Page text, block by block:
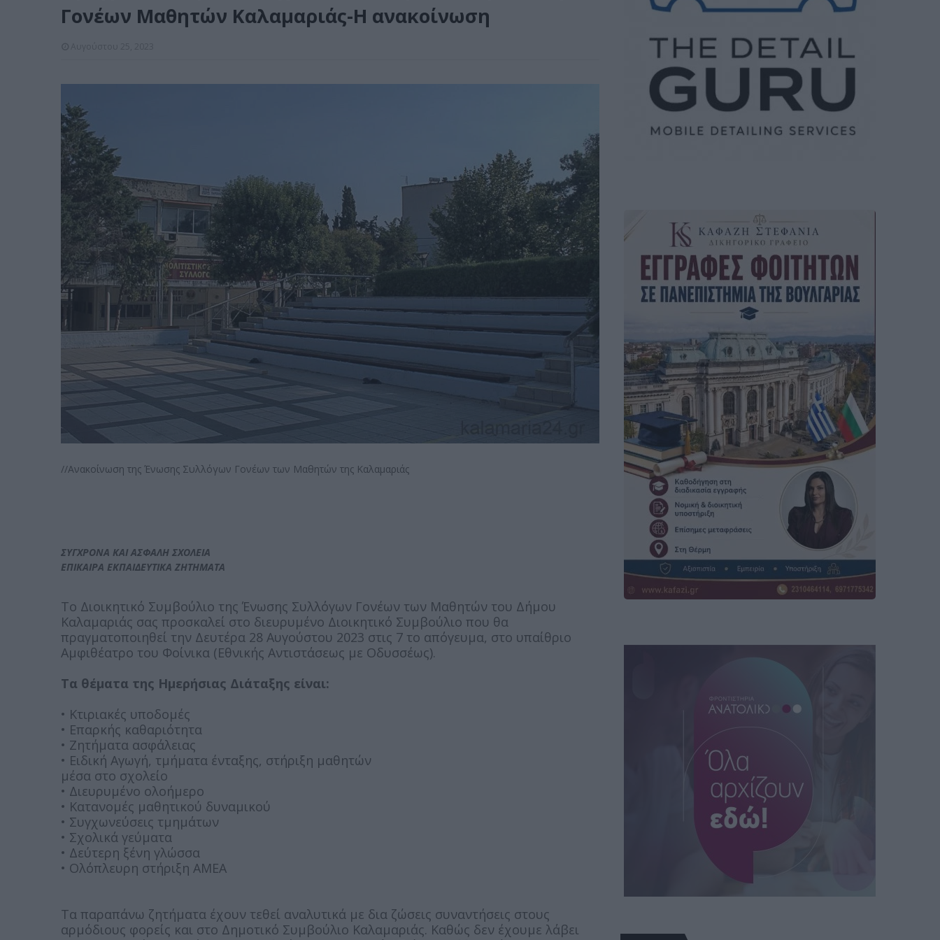
Γονέων Μαθητών Καλαμαριάς-Η ανακοίνωση
//Ανακοίνωση της Ένωσης Συλλόγων Γονέων των Μαθητών της Καλαμαριάς
ΣΥΓΧΡΟΝΑ ΚΑΙ ΑΣΦΑΛΗ ΣΧΟΛΕΙΑ
ΕΠΙΚΑΙΡΑ ΕΚΠΑΙΔΕΥΤΙΚΑ ΖΗΤΗΜΑΤΑ
Το Διοικητικό Συμβούλιο της Ένωσης Συλλόγων Γονέων των Μαθητών του Δήμου
Καλαμαριάς σας προσκαλεί στο διευρυμένο Διοικητικό Συμβούλιο που θα
πραγματοποιηθεί την Δευτέρα 28 Αυγούστου 2023 στις 7 το απόγευμα, στο υπαίθριο
Αμφιθέατρο του Φοίνικα (Εθνικής Αντιστάσεως με Οδυσσέως).
Τα θέματα της Ημερήσιας Διάταξης είναι:
• Κτιριακές υποδομές
• Επαρκής καθαριότητα
• Ζητήματα ασφάλειας
• Ειδική Αγωγή, τμήματα ένταξης, στήριξη μαθητών
μέσα στο σχολείο
• Διευρυμένο ολοήμερο
• Κατανομές μαθητικού δυναμικού
• Συγχωνεύσεις τμημάτων
• Σχολικά γεύματα
• Δεύτερη ξένη γλώσσα
• Ολόπλευρη στήριξη ΑΜΕΑ
Τα παραπάνω ζητήματα έχουν τεθεί αναλυτικά με δια ζώσεις συναντήσεις στους
αρμόδιους φορείς και στο Δημοτικό Συμβούλιο Καλαμαριάς. Καθώς δεν έχουμε λάβει